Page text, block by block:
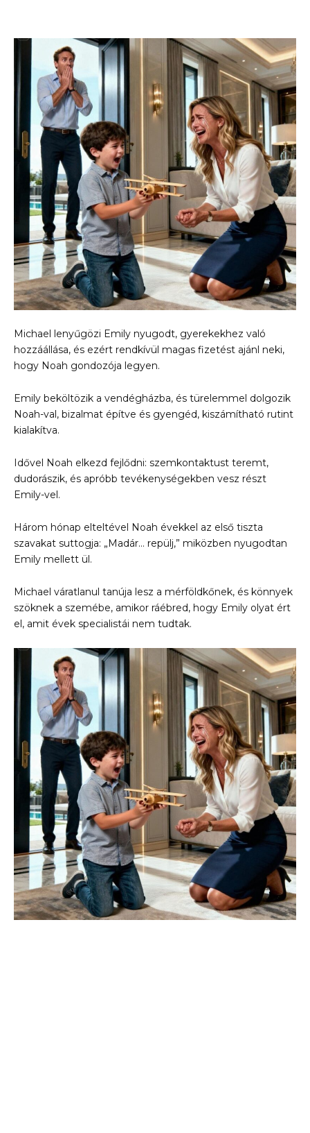
Michael lenyűgözi Emily nyugodt, gyerekekhez való
hozzáállása, és ezért rendkívül magas fizetést ajánl neki,
hogy Noah gondozója legyen.
Emily beköltözik a vendégházba, és türelemmel dolgozik
Noah-val, bizalmat építve és gyengéd, kiszámítható rutint
kialakítva.
Idővel Noah elkezd fejlődni: szemkontaktust teremt,
dudorászik, és apróbb tevékenységekben vesz részt
Emily-vel.
Három hónap elteltével Noah évekkel az első tiszta
szavakat suttogja: „Madár… repülj,” miközben nyugodtan
Emily mellett ül.
Michael váratlanul tanúja lesz a mérföldkőnek, és könnyek
szöknek a szemébe, amikor ráébred, hogy Emily olyat ért
el, amit évek specialistái nem tudtak.